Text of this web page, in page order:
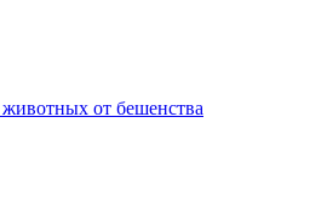
от бешенства